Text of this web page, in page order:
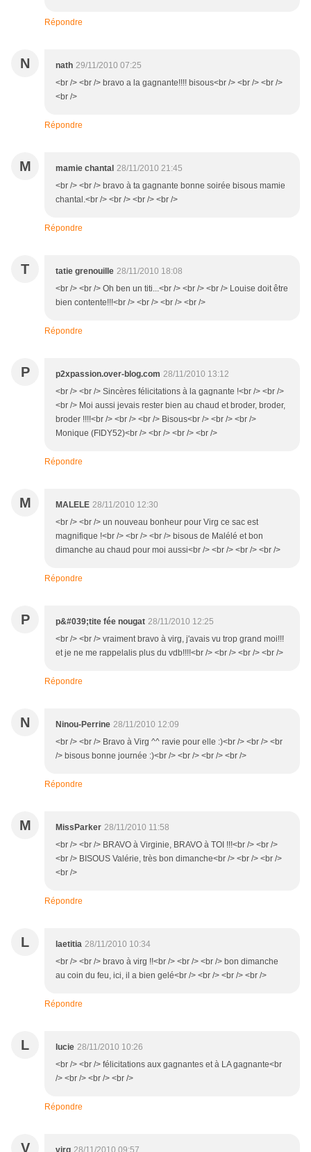
Répondre
N nath 29/11/2010 07:25
<br /> <br /> bravo a la gagnante!!!! bisous<br /> <br /> <br />
<br />
Répondre
M mamie chantal 28/11/2010 21:45
<br /> <br /> bravo à ta gagnante bonne soirée bisous mamie
chantal.<br /> <br /> <br /> <br />
Répondre
T tatie grenouille 28/11/2010 18:08
<br /> <br /> Oh ben un titi...<br /> <br /> <br /> Louise doit être
bien contente!!!<br /> <br /> <br /> <br />
Répondre
P p2xpassion.over-blog.com 28/11/2010 13:12
<br /> <br /> Sincères félicitations à la gagnante !<br /> <br />
<br /> Moi aussi jevais rester bien au chaud et broder, broder,
broder !!!!<br /> <br /> <br /> Bisous<br /> <br /> <br />
Monique (FIDY52)<br /> <br /> <br /> <br />
Répondre
M MALELE 28/11/2010 12:30
<br /> <br /> un nouveau bonheur pour Virg ce sac est
magnifique !<br /> <br /> <br /> bisous de Malélé et bon
dimanche au chaud pour moi aussi<br /> <br /> <br /> <br />
Répondre
P p&#039;tite fée nougat 28/11/2010 12:25
<br /> <br /> vraiment bravo à virg, j'avais vu trop grand moi!!!
et je ne me rappelalis plus du vdb!!!!<br /> <br /> <br /> <br />
Répondre
N Ninou-Perrine 28/11/2010 12:09
<br /> <br /> Bravo à Virg ^^ ravie pour elle :)<br /> <br /> <br
/> bisous bonne journée :)<br /> <br /> <br /> <br />
Répondre
M MissParker 28/11/2010 11:58
<br /> <br /> BRAVO à Virginie, BRAVO à TOI !!!<br /> <br />
<br /> BISOUS Valérie, très bon dimanche<br /> <br /> <br />
<br />
Répondre
L laetitia 28/11/2010 10:34
<br /> <br /> bravo à virg !!<br /> <br /> <br /> bon dimanche
au coin du feu, ici, il a bien gelé<br /> <br /> <br /> <br />
Répondre
L lucie 28/11/2010 10:26
<br /> <br /> félicitations aux gagnantes et à LA gagnante<br
/> <br /> <br /> <br />
Répondre
V virg 28/11/2010 09:57